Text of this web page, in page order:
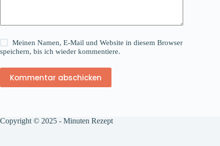
Meinen Namen, E-Mail und Website in diesem Browser
speichern, bis ich wieder kommentiere.
Kommentar abschicken
Copyright © 2025 - Minuten Rezept